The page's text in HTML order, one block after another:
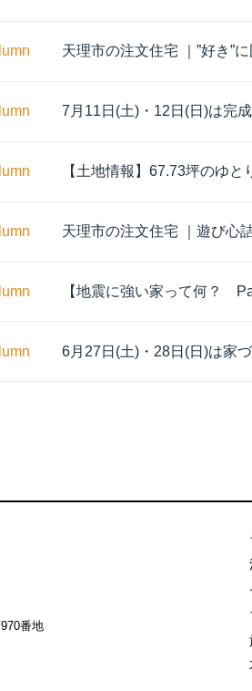
天理市の注文住宅 ｜”好き”
7月11日(土)・12日(日)は完
【土地情報】67.73坪のゆ
天理市の注文住宅 ｜遊び心
【地震に強い家って何？
6月27日(土)・28日(日)は家
株式会社あおぞらホーム
番地